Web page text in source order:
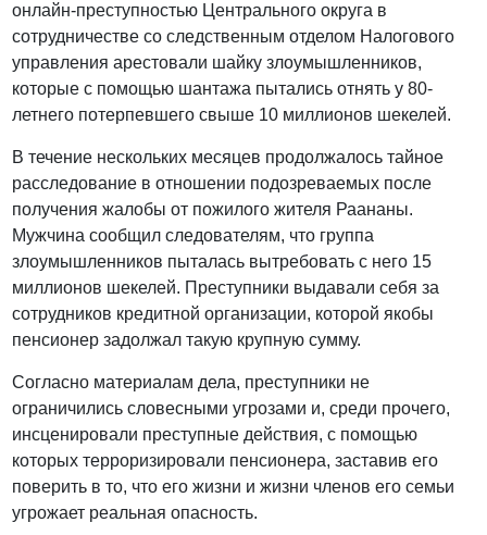
онлайн-преступностью Центрального округа в
сотрудничестве со следственным отделом Налогового
управления арестовали шайку злоумышленников,
которые с помощью шантажа пытались отнять у 80-
летнего потерпевшего свыше 10 миллионов шекелей.
В течение нескольких месяцев продолжалось тайное
расследование в отношении подозреваемых после
получения жалобы от пожилого жителя Раананы.
Мужчина сообщил следователям, что группа
злоумышленников пыталась вытребовать с него 15
миллионов шекелей. Преступники выдавали себя за
сотрудников кредитной организации, которой якобы
пенсионер задолжал такую крупную сумму.
Согласно материалам дела, преступники не
ограничились словесными угрозами и, среди прочего,
инсценировали преступные действия, с помощью
которых терроризировали пенсионера, заставив его
поверить в то, что его жизни и жизни членов его семьи
угрожает реальная опасность.